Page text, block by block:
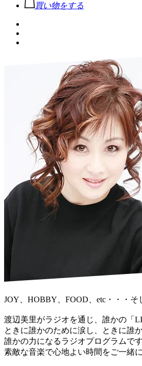
買い物をする
JOY、HOBBY、FOOD、etc・・・
渡辺美里がラジオを通じ、誰かの「
ときに誰かのために涙し、ときに誰
誰かの力になるラジオプログラムです
素敵な音楽で心地よい時間をご一緒に